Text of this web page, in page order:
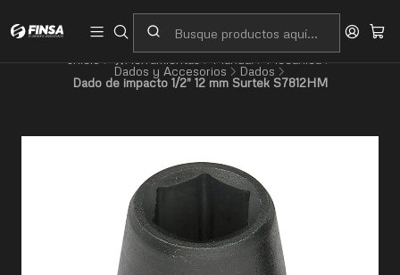
Dados y Accesorios Dados
Dado de impacto 1/2" 12 mm Surtek S7812HM